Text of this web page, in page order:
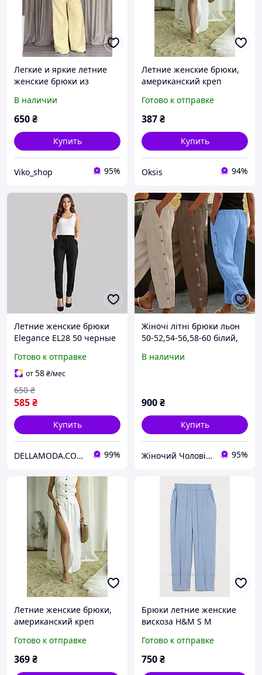
Легкие и яркие летние
женские брюки из
высокой посадкой 42-46,
48-52, 52-54
В наличии
650₴
Купить
Viko_shop 95%
Летние женские брюки,
американский креп
Готово к отправке
387₴
Купить
Oksis 94%
Летние женские брюки
Elegance EL28 50 черные
Готово к отправке
от58₴/мес
585₴
650 ₴
Купить
DELLAMODA.COM.UA 99%
Жіночі літні брюки льон
50-52,54-56,58-60 білий,
голубий,меланж,мокко,шо
В наличии
900₴
Купить
Жіночий Чоловічий Дитячий Одяг Анжеліка 95%
Летние женские брюки,
американский креп
Готово к отправке
369₴
Брюки летние женские
вискоза H&M S M
Готово к отправке
750₴